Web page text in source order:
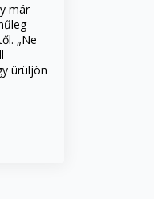
már
„Ne
ürüljön